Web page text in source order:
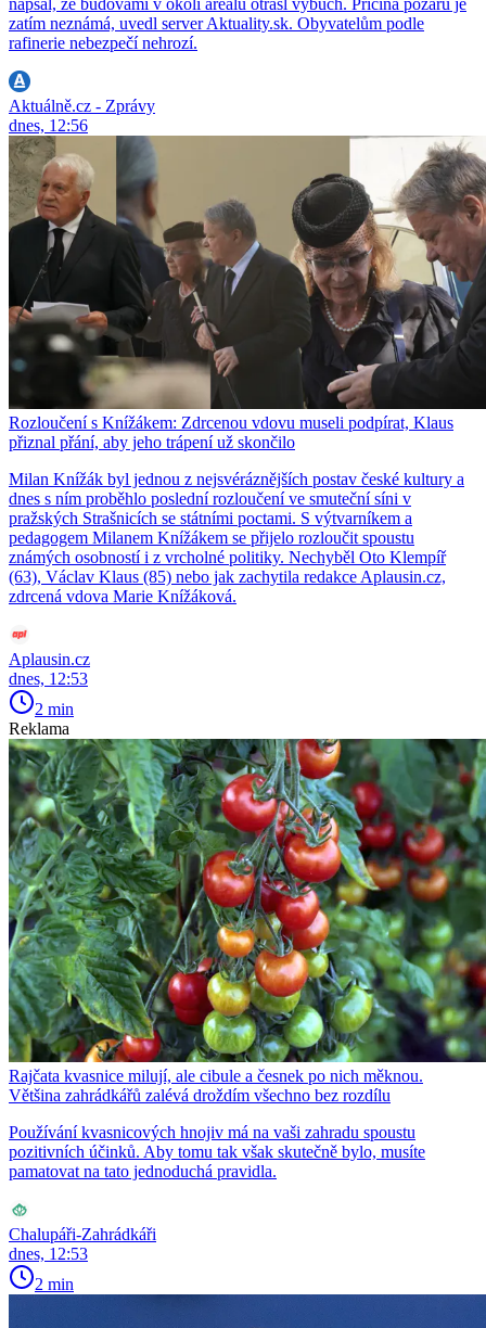
zatím neznámá, uvedl server Aktuality.sk. Obyvatelům podle
rafinerie nebezpečí nehrozí.
Aktuálně.cz - Zprávy
dnes, 12:56
Rozloučení s Knížákem: Zdrcenou vdovu museli podpírat, Klaus
přiznal přání, aby jeho trápení už skončilo
Milan Knížák byl jednou z nejsvéráznějších postav české kultury a
dnes s ním proběhlo poslední rozloučení ve smuteční síni v
pražských Strašnicích se státními poctami. S výtvarníkem a
pedagogem Milanem Knížákem se přijelo rozloučit spoustu
známých osobností i z vrcholné politiky. Nechyběl Oto Klempíř
(63), Václav Klaus (85) nebo jak zachytila redakce Aplausin.cz,
zdrcená vdova Marie Knížáková.
Aplausin.cz
dnes, 12:53
2 min
Reklama
Rajčata kvasnice milují, ale cibule a česnek po nich měknou.
Většina zahrádkářů zalévá droždím všechno bez rozdílu
Používání kvasnicových hnojiv má na vaši zahradu spoustu
pozitivních účinků. Aby tomu tak však skutečně bylo, musíte
pamatovat na tato jednoduchá pravidla.
Chalupáři-Zahrádkáři
dnes, 12:53
2 min